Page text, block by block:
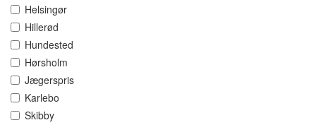
Helsingør
Hillerød
Hundested
Hørsholm
Jægerspris
Karlebo
Skibby